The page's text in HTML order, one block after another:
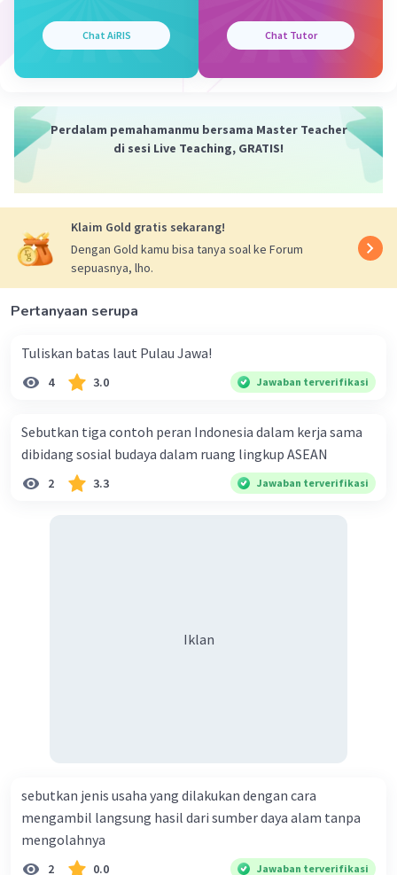
Chat AiRIS Chat Tutor
Perdalam pemahamanmu bersama Master Teacher
di sesi Live Teaching, GRATIS!
Klaim Gold gratis sekarang!
Dengan Gold kamu bisa tanya soal ke Forum
sepuasnya, lho.
Pertanyaan serupa
Tuliskan batas laut Pulau Jawa!
4 3.0 Jawaban terverifikasi
Sebutkan tiga contoh peran Indonesia dalam kerja sama
dibidang sosial budaya dalam ruang lingkup ASEAN
2 3.3 Jawaban terverifikasi
Iklan
sebutkan jenis usaha yang dilakukan dengan cara
mengambil langsung hasil dari sumber daya alam tanpa
mengolahnya
2 0.0 Jawaban terverifikasi